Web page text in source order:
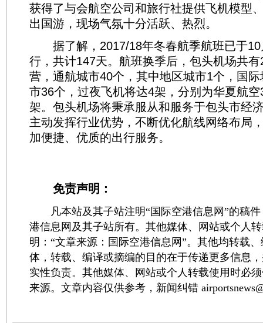
获得了与会航空公司和旅行社提供飞机模型
出国游，现场气氛十分活跃、热烈。
据了解，2017/18年冬春航季航班已于10
行，共计147天。航班换季后，包头机场共
营，通航城市40个，其中地区城市1个，国
市36个，过夜飞机将达4架，分别为华夏航
架。包头机场将秉承服从和服务于包头市经
主动发挥行业优势，不断优化航线网络布局
加便捷、优质的出行服务。
免责声明：
凡本站及其子站注明“国际空港信息网”的稿件
港信息网及其子站所有。其他媒体、网站或个人
明：“文章来源：国际空港信息网”。其他均转载
体，转载、编译或摘编的目的在于传递更多信息
实性负责。其他媒体、网站或个人转载使用时必
来源。文章内容仅供参考，新闻纠错